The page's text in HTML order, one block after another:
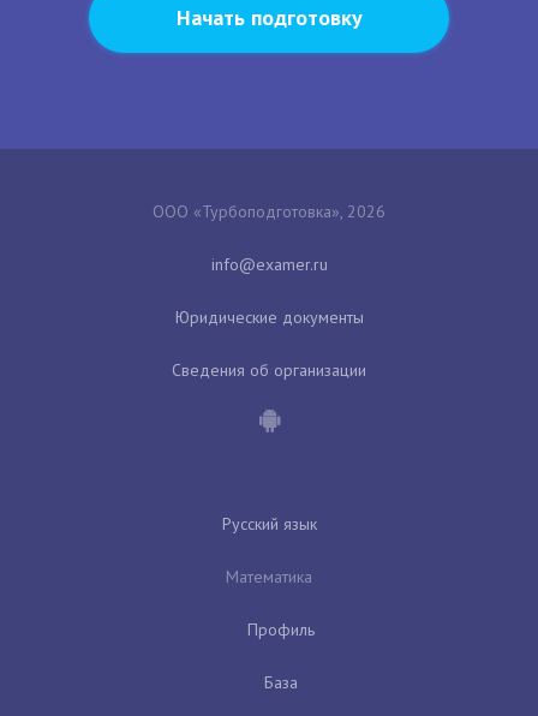
Начать подготовку
ООО «Турбоподготовка», 2026
Юридические документы
Сведения об организации
Русский язык
Математика
Профиль
База